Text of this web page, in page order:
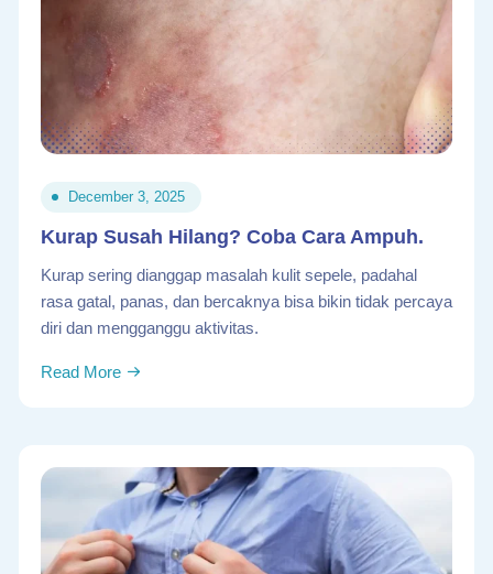
December 3, 2025
Kurap Susah Hilang? Coba Cara Ampuh.
Kurap sering dianggap masalah kulit sepele, padahal
rasa gatal, panas, dan bercaknya bisa bikin tidak percaya
diri dan mengganggu aktivitas.
Read More